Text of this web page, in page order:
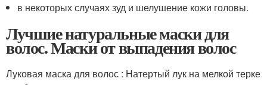
в некоторых случаях зуд и шелушение кожи головы.
Лучшие натуральные маски для
волос. Маски от выпадения волос
Луковая маска для волос : Натертый лук на мелкой терке